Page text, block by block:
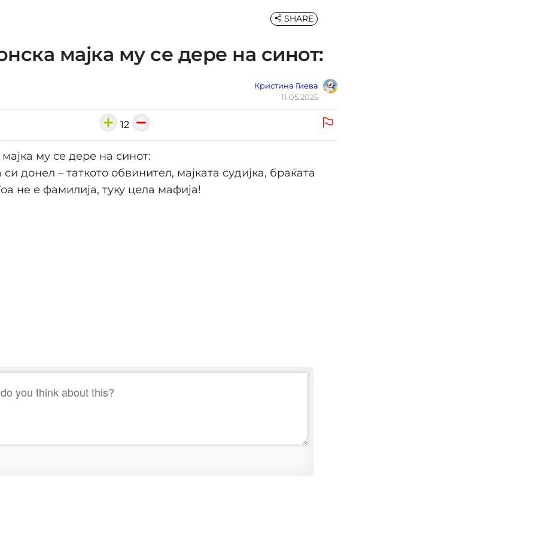
мајка му се дере на синот:
Кристина Гиева
11.05.2025
SHARE
12
му се дере на синот:
донел – таткото обвинител, мајката судијка, браќата
не е фамилија, туку цела мафија!